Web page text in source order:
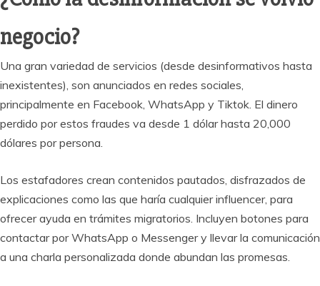
negocio?
Una gran variedad de servicios (desde desinformativos hasta
inexistentes), son anunciados en redes sociales,
principalmente en Facebook, WhatsApp y Tiktok. El dinero
perdido por estos fraudes va desde 1 dólar hasta 20,000
dólares por persona.
Los estafadores crean contenidos pautados, disfrazados de
explicaciones como las que haría cualquier influencer, para
ofrecer ayuda en trámites migratorios. Incluyen botones para
contactar por WhatsApp o Messenger y llevar la comunicación
a una charla personalizada donde abundan las promesas.